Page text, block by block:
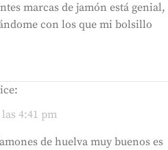
marcas de jamón está genial,
con los que mi bolsillo
4:41 pm
de huelva muy buenos es